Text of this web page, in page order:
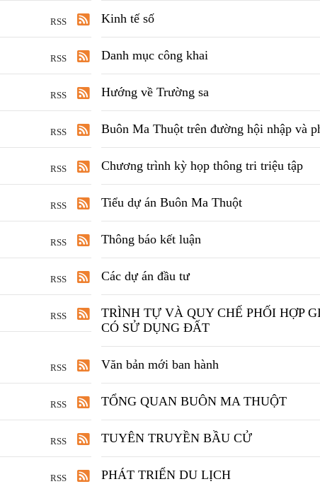
RSS Kinh tế số
RSS Danh mục công khai
RSS Hướng về Trường sa
RSS Buôn Ma Thuột trên đường hội nhập và
RSS Chương trình kỳ họp thông tri triệu tập
RSS Tiểu dự án Buôn Ma Thuột
RSS Thông báo kết luận
RSS Các dự án đầu tư
RSS
TRÌNH TỰ VÀ QUY CHẾ PHỐI HỢP
CÓ SỬ DỤNG ĐẤT
RSS Văn bản mới ban hành
RSS TỔNG QUAN BUÔN MA THUỘT
RSS TUYÊN TRUYỀN BẦU CỬ
RSS PHÁT TRIỂN DU LỊCH